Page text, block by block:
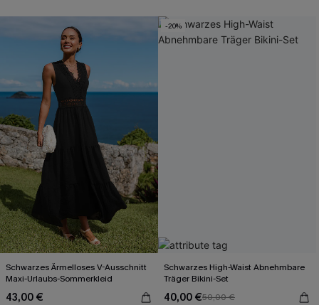
Schwarzes Ärmelloses V-Ausschnitt
Maxi-Urlaubs-Sommerkleid
43,00 €
-20%
Schwarzes High-Waist Abnehmbare
Träger Bikini-Set
40,00 €50,00 €